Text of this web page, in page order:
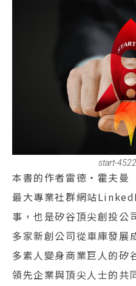
start-
本書的作者雷德‧霍夫
最大專業社群網站
事，也是矽谷頂尖創投公
多家新創公司從車庫發展
多素人變身商業巨人的矽
領先企業與頂尖人士的共